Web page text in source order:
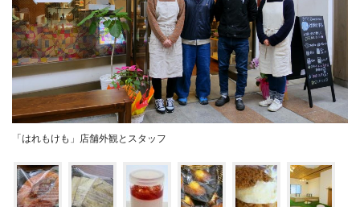
「はれもけも」店舗外観とスタッフ